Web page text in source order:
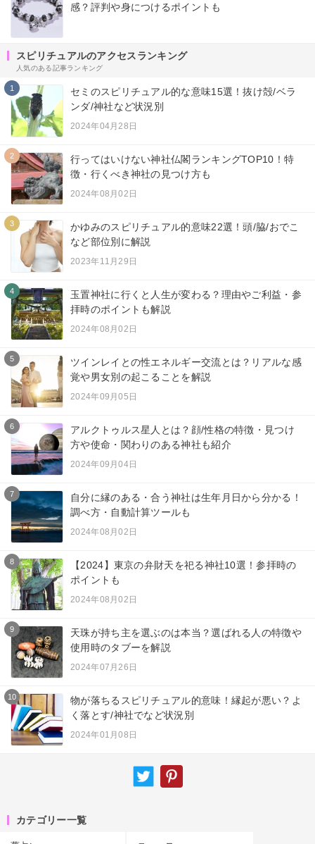
感？評判や身につけるポイントも
スピリチュアルのアクセスランキング
人気のある記事ランキング
1
セミのスピリチュアル的な意味15選！抜け殻/ベラ
ンダ/神社など状況別
2024年04月28日
2
行ってはいけない神社仏閣ランキングTOP10！特
徴・行くべき神社の見つけ方も
2024年08月02日
3
かゆみのスピリチュアル的意味22選！頭/脇/おでこ
など部位別に解説
2023年11月29日
4
玉置神社に行くと人生が変わる？理由やご利益・参
拝時のポイントも解説
2024年08月02日
5
ツインレイとの性エネルギー交流とは？リアルな感
覚や男女別の起こることを解説
2024年09月05日
6
アルクトゥルス星人とは？顔/性格の特徴・見つけ
方や使命・関わりのある神社も紹介
2024年09月04日
7
自分に縁のある・合う神社は生年月日から分かる！
調べ方・自動計算ツールも
2024年08月02日
8
【2024】東京の弁財天を祀る神社10選！参拝時の
ポイントも
2024年08月02日
9
天珠が持ち主を選ぶのは本当？選ばれる人の特徴や
使用時のタブーを解説
2024年07月26日
10
物が落ちるスピリチュアル的意味！縁起が悪い？よ
く落とす/神社でなど状況別
2024年01月08日
カテゴリー一覧